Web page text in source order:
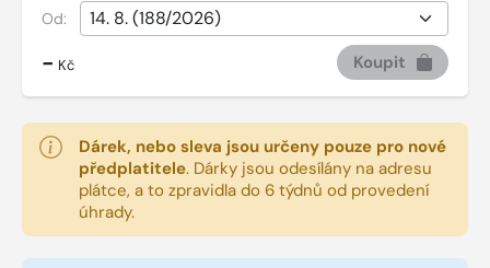
Od:
- Kč Koupit
Dárek, nebo sleva jsou určeny pouze pro nové
předplatitele. Dárky jsou odesílány na adresu
plátce, a to zpravidla do 6 týdnů od provedení
úhrady.